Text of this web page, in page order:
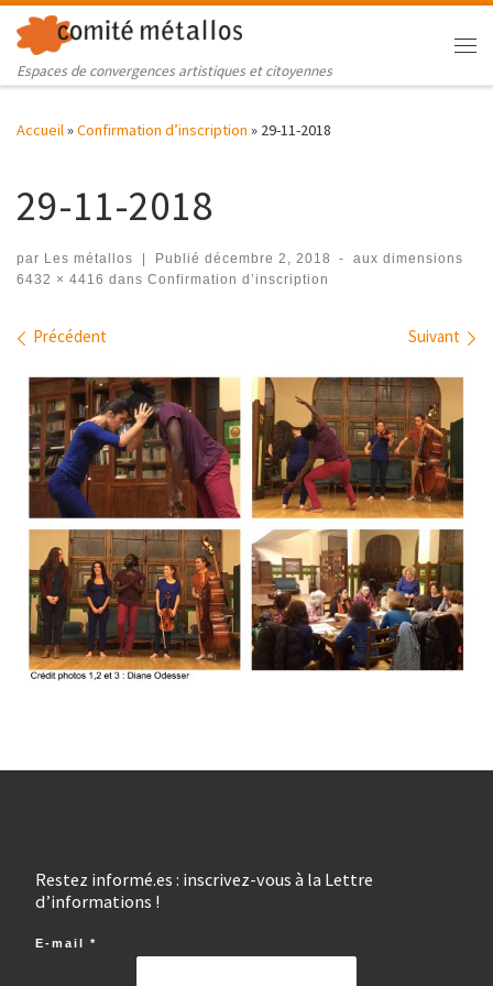
Skip to content
Espaces de convergences artistiques et citoyennes
Accueil»Confirmation d’inscription » 29-11-2018
29-11-2018
par Les métallos | Publié décembre 2, 2018 -
aux dimensions
6432 × 4416 dans Confirmation d’inscription
Navigation des images
Précédent Suivant
Restez informé.es : inscrivez-vous à la Lettre
d’informations !
E-mail *